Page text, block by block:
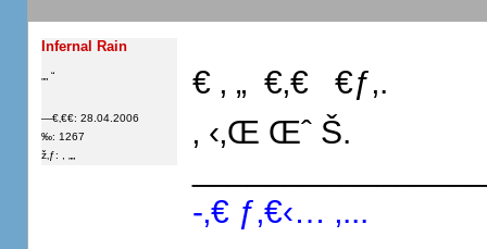
Infernal Rain
„„ “
—€‚€€: 28.04.2006
‰: 1267
ž‚ƒ: , „„
€ ‚ „  €‚€   €ƒ‚.
‚ ‹‚Œ Œˆ Š.
-‚€ ƒ‚€‹… ‚...